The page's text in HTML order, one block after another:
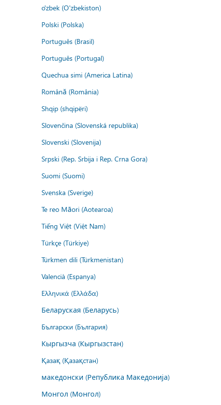
o'zbek (O'zbekiston)
Polski (Polska)
Português (Brasil)
Português (Portugal)
Quechua simi (America Latina)
Română (România)
Shqip (shqipëri)
Slovenčina (Slovenská republika)
Slovenski (Slovenija)
Srpski (Rep. Srbija i Rep. Crna Gora)
Suomi (Suomi)
Svenska (Sverige)
Te reo Māori (Aotearoa)
Tiếng Việt (Việt Nam)
Türkçe (Türkiye)
Türkmen dili (Türkmenistan)
Valencià (Espanya)
Ελληνικά (Ελλάδα)
Беларуская (Беларусь)
Български (България)
Кыргызча (Кыргызстан)
Қазақ (Қазақстан)
македонски (Република Македонија)
Монгол (Монгол)